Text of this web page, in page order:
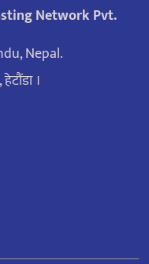
Network Pvt.
Nepal.
।